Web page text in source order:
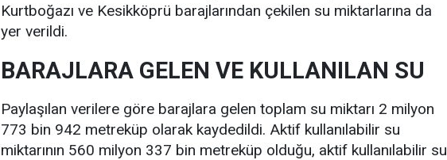
Kurtboğazı ve Kesikköprü barajlarından çekilen su miktarlarına da
yer verildi.
BARAJLARA GELEN VE KULLANILAN SU
Paylaşılan verilere göre barajlara gelen toplam su miktarı 2 milyon
773 bin 942 metreküp olarak kaydedildi. Aktif kullanılabilir su
miktarının 560 milyon 337 bin metreküp olduğu, aktif kullanılabilir su